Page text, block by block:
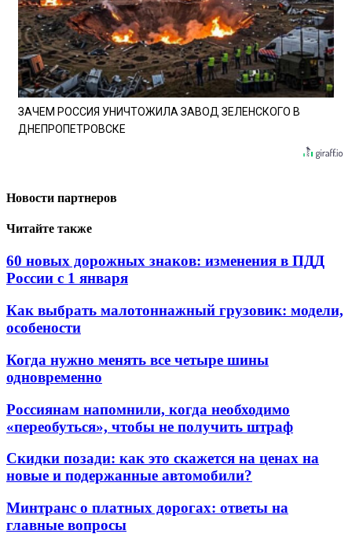
ЗАЧЕМ РОССИЯ УНИЧТОЖИЛА ЗАВОД ЗЕЛЕНСКОГО В
ДНЕПРОПЕТРОВСКЕ
Новости партнеров
Читайте также
60 новых дорожных знаков: изменения в ПДД
России с 1 января
Как выбрать малотоннажный грузовик: модели,
особености
Когда нужно менять все четыре шины
одновременно
Россиянам напомнили, когда необходимо
«переобуться», чтобы не получить штраф
Скидки позади: как это скажется на ценах на
новые и подержанные автомобили?
Минтранс о платных дорогах: ответы на
главные вопросы